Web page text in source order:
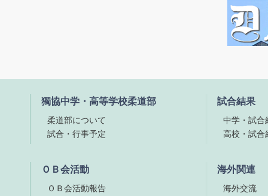
獨協中学・高等学校柔道部
柔道部について
試合・行事予定
試合結果
中学・試合
高校・試合
ＯＢ会活動
ＯＢ会活動報告
海外関連
海外交流